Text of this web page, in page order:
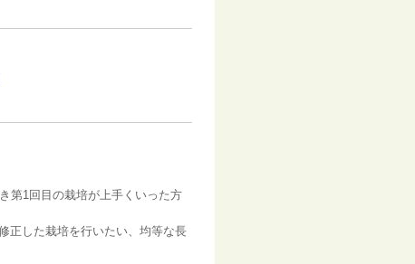
第1回目の栽培が上手くいった方
正した栽培を行いたい、均等な長